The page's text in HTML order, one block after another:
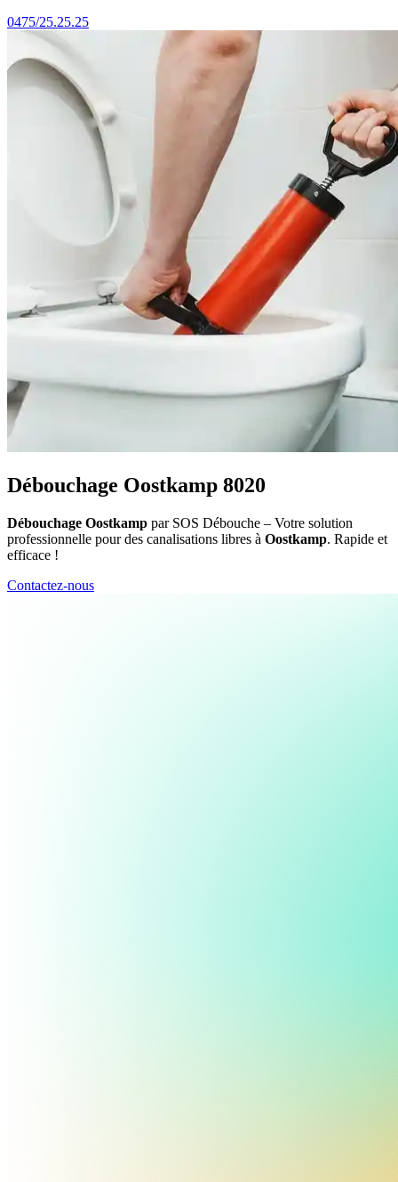
0475/25.25.25
Débouchage Oostkamp 8020
Débouchage Oostkamp par SOS Débouche – Votre solution
professionnelle pour des canalisations libres à Oostkamp. Rapide et
efficace !
Contactez-nous